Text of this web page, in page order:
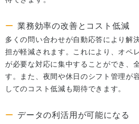
業務効率の改善とコスト低減
多くの問い合わせが自動応答により解
担が軽減されます。これにより、オペ
が必要な対応に集中することができ、
す。また、夜間や休日のシフト管理が
してのコスト低減も期待できます。
データの利活用が可能になる